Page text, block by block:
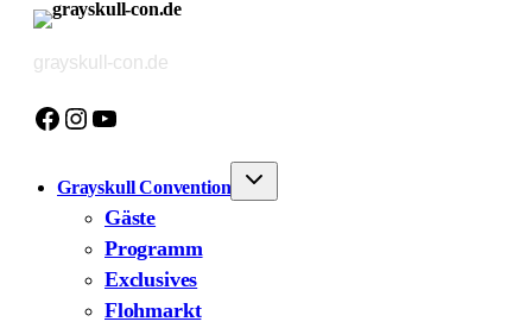
Zum
springen
grayskull-con.de
Facebook
Instagram
YouTube
Grayskull Convention
Gäste
Programm
Exclusives
Flohmarkt